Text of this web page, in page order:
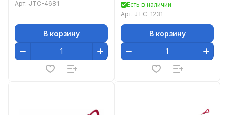
Арт. JTC-4681
В корзину
Есть в наличии
Арт. JTC-1231
В корзину